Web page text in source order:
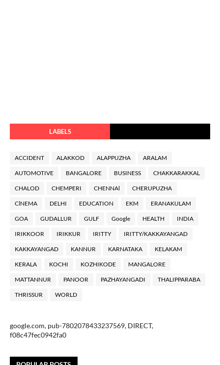
LABELS
ACCIDENT ALAKKOD ALAPPUZHA ARALAM
AUTOMOTIVE BANGALORE BUSINESS CHAKKARAKKAL
CHALOD CHEMPERI CHENNAl CHERUPUZHA
ClNEMA DELHI EDUCATION EKM ERANAKULAM
GOA GUDALLUR GULF Google HEALTH INDIA
IRIKKOOR IRIKKUR IRITTY IRITTY/KAKKAYANGAD
KAKKAYANGAD KANNUR KARNATAKA KELAKAM
KERALA KOCHI KOZHIKODE MANGALORE
MATTANNUR PANOOR PAZHAYANGADI THALIPPARABA
THRISSUR WORLD
google.com, pub-7802078433237569, DIRECT,
f08c47fec0942fa0